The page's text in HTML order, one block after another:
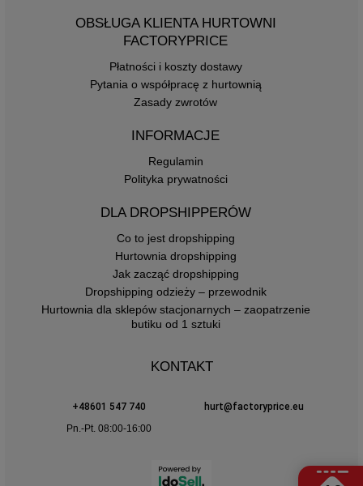
OBSŁUGA KLIENTA HURTOWNI
FACTORYPRICE
Płatności i koszty dostawy
Pytania o współpracę z hurtownią
Zasady zwrotów
INFORMACJE
Regulamin
Polityka prywatności
DLA DROPSHIPPERÓW
Co to jest dropshipping
Hurtownia dropshipping
Jak zacząć dropshipping
Dropshipping odzieży – przewodnik
Hurtownia dla sklepów stacjonarnych – zaopatrzenie
butiku od 1 sztuki
KONTAKT
+48601 547 740
hurt@factoryprice.eu
Pn.-Pt. 08:00-16:00